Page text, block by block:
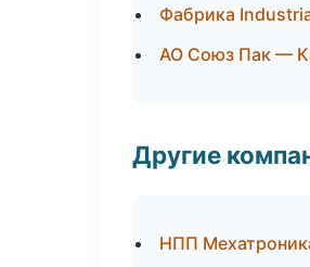
Фабрика
АО Союз Пак —
Другие
НПП